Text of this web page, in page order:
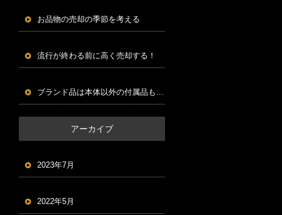
お品物の売却の季節を考える
流行が終わる前に高く売却する！
ブランド品は本体以外の付属品もセットにする！
アーカイブ
2023年7月
2022年5月